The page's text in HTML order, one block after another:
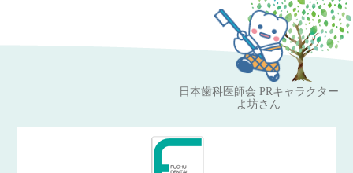
日本歯科医師会 PRキャラクター
よ坊さん